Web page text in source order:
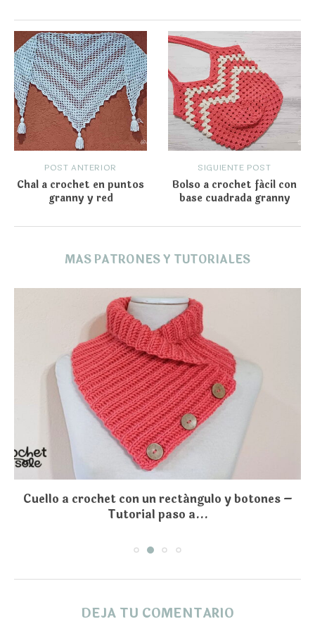
POST ANTERIOR
Chal a crochet en puntos
granny y red
SIGUIENTE POST
Bolso a crochet fácil con
base cuadrada granny
MAS PATRONES Y TUTORIALES
Cuello a crochet con un rectángulo y botones –
Tutorial paso a...
DEJA TU COMENTARIO